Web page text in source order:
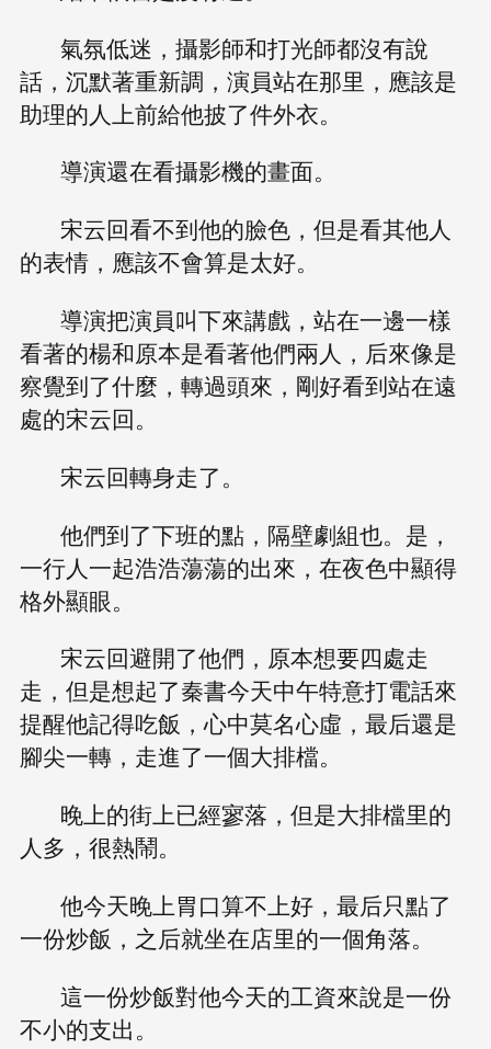
氣氛低迷，攝影師和打光師都沒有說
話，沉默著重新調，演員站在那里，應該是
助理的人上前給他披了件外衣。
導演還在看攝影機的畫面。
宋云回看不到他的臉色，但是看其他人
的表情，應該不會算是太好。
導演把演員叫下來講戲，站在一邊一樣
看著的楊和原本是看著他們兩人，后來像是
察覺到了什麼，轉過頭來，剛好看到站在遠
處的宋云回。
宋云回轉身走了。
他們到了下班的點，隔壁劇組也。是，
一行人一起浩浩蕩蕩的出來，在夜色中顯得
格外顯眼。
宋云回避開了他們，原本想要四處走
走，但是想起了秦書今天中午特意打電話來
提醒他記得吃飯，心中莫名心虛，最后還是
腳尖一轉，走進了一個大排檔。
晚上的街上已經寥落，但是大排檔里的
人多，很熱鬧。
他今天晚上胃口算不上好，最后只點了
一份炒飯，之后就坐在店里的一個角落。
這一份炒飯對他今天的工資來說是一份
不小的支出。